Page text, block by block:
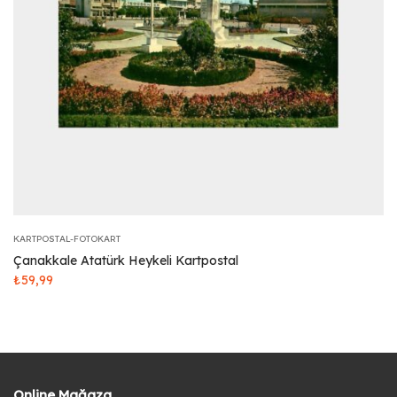
KARTPOSTAL-FOTOKART
Çanakkale Atatürk Heykeli Kartpostal
₺59,99